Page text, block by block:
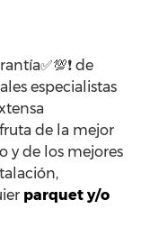
de
especialistas
de la mejor
y de los mejores
parquet y/o